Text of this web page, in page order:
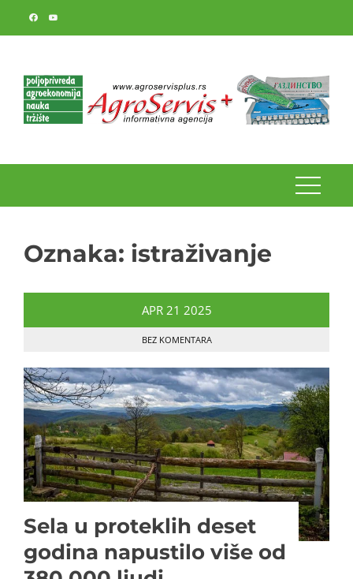
Oznaka: istraživanje
APR 21 2025
BEZ KOMENTARA
Sela u proteklih deset
godina napustilo više od